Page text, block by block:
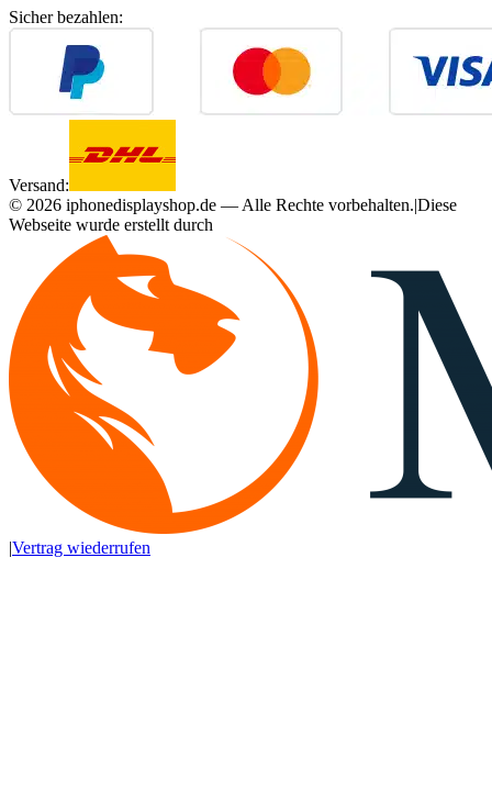
Sicher bezahlen:
Versand:
© 2026 iphonedisplayshop.de — Alle Rechte vorbehalten.|Diese
Webseite wurde erstellt durch
|Vertrag wiederrufen